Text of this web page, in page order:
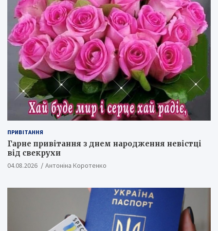
ПРИВІТАННЯ
Гарне привітання з днем народження невістці
від свекрухи
04.08.2026 Антоніна Коротенко